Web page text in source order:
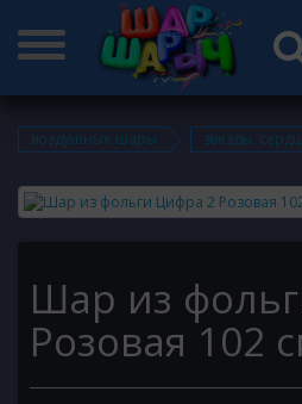
воздушные шары звезды,
Шар из
Розовая 102